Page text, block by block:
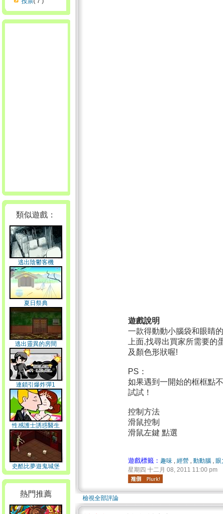
類似遊戲：
逃出陰鬱客機
夏日祭典
逃出靈異的房間
連鎖引爆炸彈1
性感護士誘惑醫生
史酷比夢遊鬼城堡
熱門推薦
遊戲說明
一款得動動小腦袋和眼睛
上面,找尋出買家所需要
及顏色形狀喔!
PS：
如果遇到一開始的框框點
試試！
控制方法
滑鼠控制
滑鼠左鍵 點選
遊戲標籤： 趣味 , 經營 , 動動腦 , 眼
星期四 十二月 08, 2011 11:00 pm
檢視全部評論